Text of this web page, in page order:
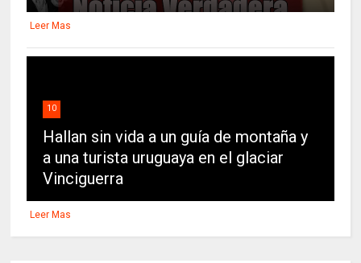
Leer Mas
10
Hallan sin vida a un guía de montaña y
a una turista uruguaya en el glaciar
Vinciguerra
Leer Mas